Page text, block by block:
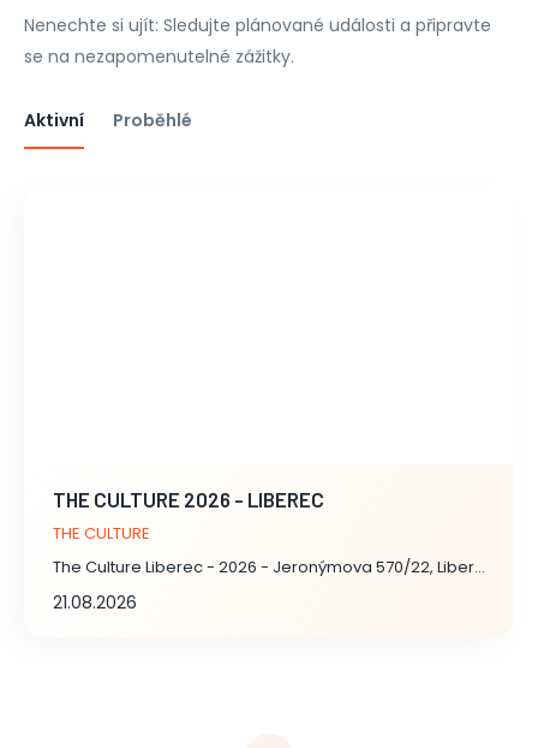
Nenechte si ujít: Sledujte plánované události a připravte
se na nezapomenutelné zážitky.
Aktivní Proběhlé
THE CULTURE 2026 - LIBEREC
THE CULTURE
The Culture Liberec - 2026 - Jeronýmova 570/22, Liberec
21.08.2026